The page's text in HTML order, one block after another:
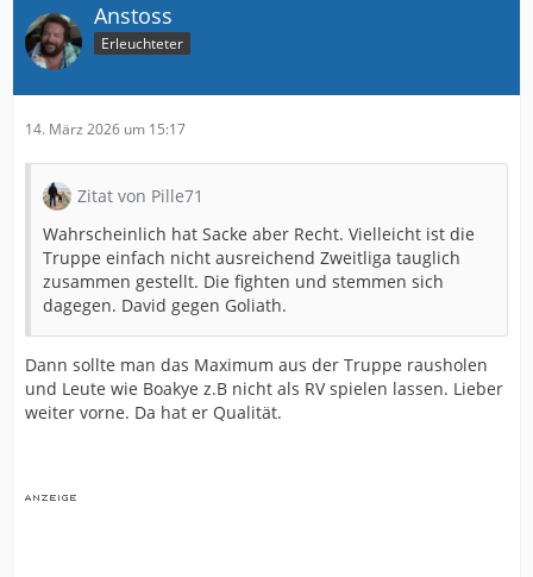
Anstoss
Erleuchteter
14. März 2026 um 15:17
Zitat von Pille71
Wahrscheinlich hat Sacke aber Recht. Vielleicht ist die
Truppe einfach nicht ausreichend Zweitliga tauglich
zusammen gestellt. Die fighten und stemmen sich
dagegen. David gegen Goliath.
Dann sollte man das Maximum aus der Truppe rausholen
und Leute wie Boakye z.B nicht als RV spielen lassen. Lieber
weiter vorne. Da hat er Qualität.